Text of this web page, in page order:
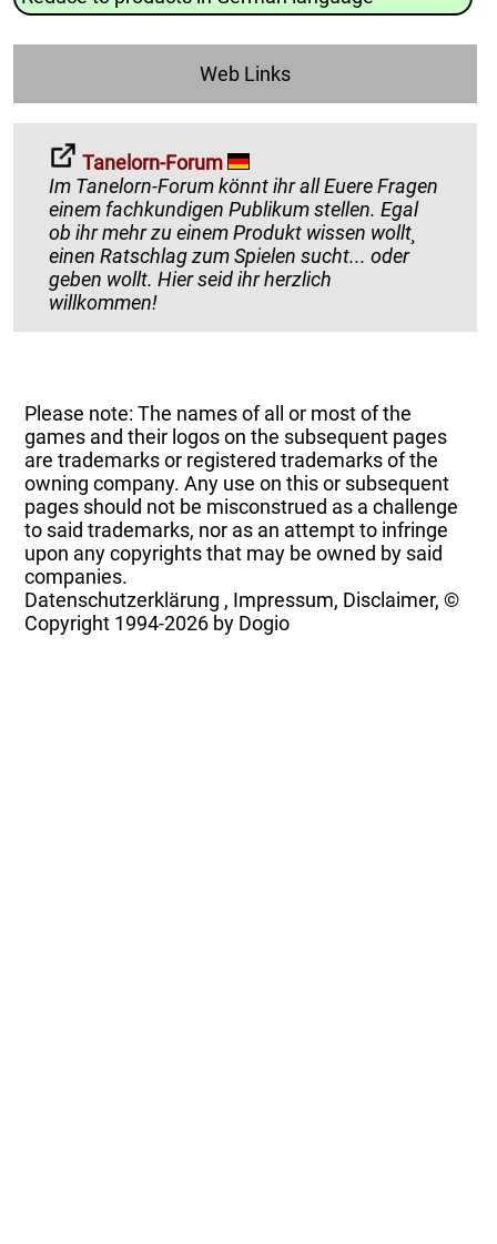
Web Links
Tanelorn-Forum
Im Tanelorn-Forum könnt ihr all Euere Fragen
einem fachkundigen Publikum stellen. Egal
ob ihr mehr zu einem Produkt wissen wollt¸
einen Ratschlag zum Spielen sucht... oder
geben wollt. Hier seid ihr herzlich
willkommen!
Please note: The names of all or most of the
games and their logos on the subsequent pages
are trademarks or registered trademarks of the
owning company. Any use on this or subsequent
pages should not be misconstrued as a challenge
to said trademarks, nor as an attempt to infringe
upon any copyrights that may be owned by said
companies.
Datenschutzerklärung , Impressum, Disclaimer, ©
Copyright 1994-2026 by Dogio